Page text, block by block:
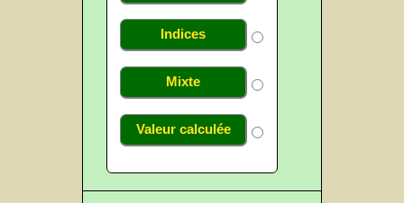
Indices
Mixte
Valeur calculée